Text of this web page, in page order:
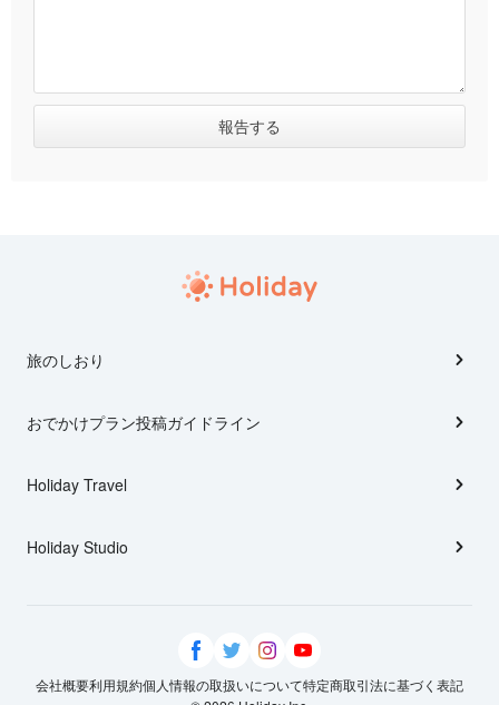
旅のしおり
おでかけプラン投稿ガイドライン
Holiday Travel
Holiday Studio
会社概要利用規約個人情報の取扱いについて特定商取引法に基づく表記